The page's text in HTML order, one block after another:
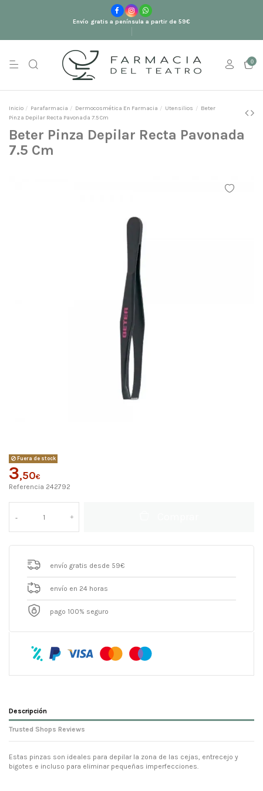
Envío gratis a península a partir de 59€
0
Inicio Parafarmacia Dermocosmética En Farmacia Utensilios
Beter
Pinza Depilar Recta Pavonada 7.5 Cm
Beter Pinza Depilar Recta Pavonada
7.5 Cm
Fuera de stock
3,50€
Referencia 242792
envío gratis desde 59€
envío en 24 horas
pago 100% seguro
Descripción
Trusted Shops Reviews
Estas pinzas son ideales para depilar la zona de las cejas, entrecejo y
bigotes e incluso para eliminar pequeñas imperfecciones.